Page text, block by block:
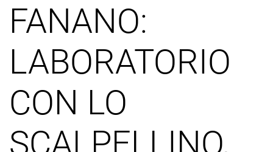
FANANO:
LABORATORIO
CON LO
SCALPELLINO,